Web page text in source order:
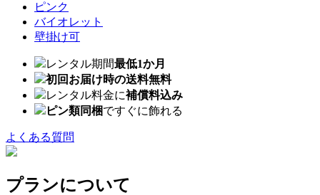
ピンク
バイオレット
壁掛け可
レンタル期間最低1か月
初回お届け時の送料無料
レンタル料金に補償料込み
ピン類同梱ですぐに飾れる
よくある質問
プランについて